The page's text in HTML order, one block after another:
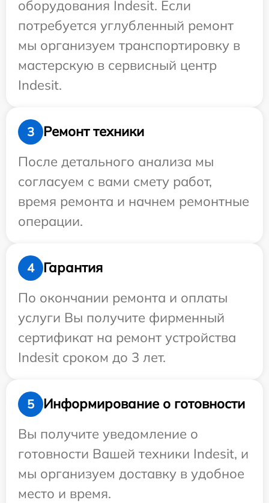
оборудования Indesit. Если
потребуется углубленный ремонт
мы организуем транспортировку в
мастерскую в сервисный центр
Indesit.
3
Ремонт техники
После детального анализа мы
согласуем с вами смету работ,
время ремонта и начнем ремонтные
операции.
4
Гарантия
По окончании ремонта и оплаты
услуги Вы получите фирменный
сертификат на ремонт устройства
Indesit сроком до 3 лет.
5
Информирование о готовности
Вы получите уведомление о
готовности Вашей техники Indesit, и
мы организуем доставку в удобное
место и время.